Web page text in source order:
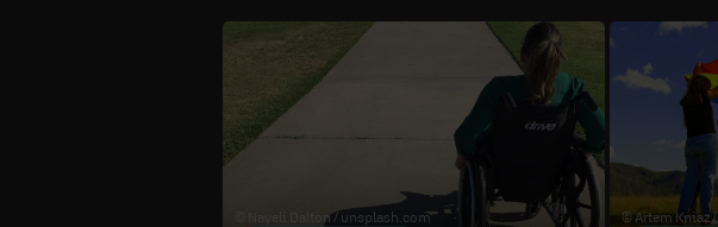
© Nayeli Dalton / unsplash.com © Artem Kniaz /